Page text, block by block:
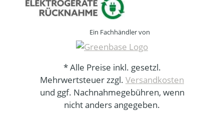
Ein Fachhändler von
* Alle Preise inkl. gesetzl.
Mehrwertsteuer zzgl. Versandkosten
und ggf. Nachnahmegebühren, wenn
nicht anders angegeben.